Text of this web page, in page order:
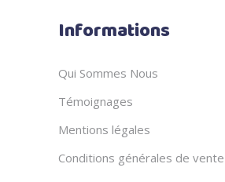
Informations
Qui Sommes Nous
Témoignages
Mentions légales
Conditions générales de vente